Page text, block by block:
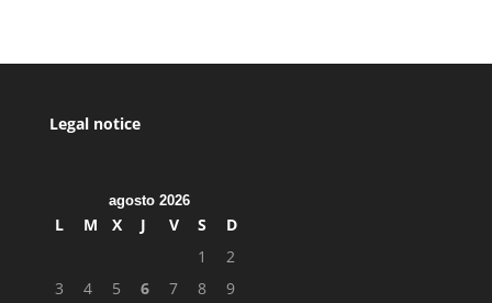
Legal notice
agosto 2026
L M X J V S
D
1
2
3
4 5 6 7 8
9